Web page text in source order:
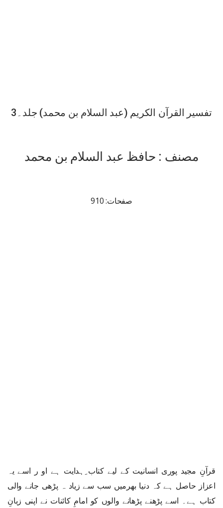
تفسیر القرآن الکریم (عبد السلام بن محمد) جلد۔3
مصنف : حافظ عبد السلام بن محمد
صفحات: 910
قرآنِ مجید پوری انسانیت کے لیے کتاب ِہدایت ہے او ر اسے یہ
اعزاز حاصل ہے کہ دنیا بھرمیں سب سے زیاد ہ پڑھی جانے والی
کتاب ہے۔ اسے پڑھنے پڑھانے والوں کو امامِ کائنات نے اپنی زبانِ